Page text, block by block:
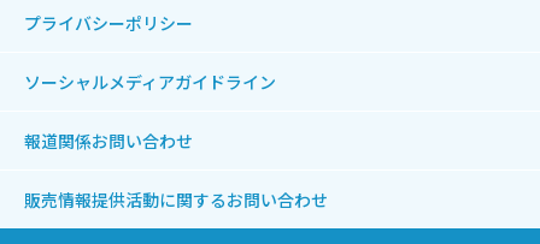
プライバシーポリシー
ソーシャルメディアガイドライン
報道関係お問い合わせ
販売情報提供活動に関するお問い合わせ